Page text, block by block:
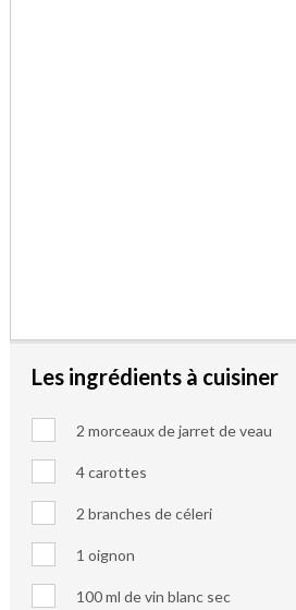
Les ingrédients à cuisiner
2 morceaux de jarret de veau
4 carottes
2 branches de céleri
1 oignon
100 ml de vin blanc sec